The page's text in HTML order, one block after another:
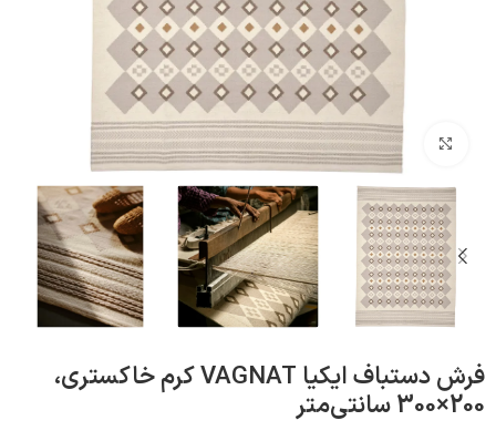
بزرگنمایی تصویر
فرش دستباف ایکیا VAGNAT کرم خاکستری،
200×300 سانتی‌متر